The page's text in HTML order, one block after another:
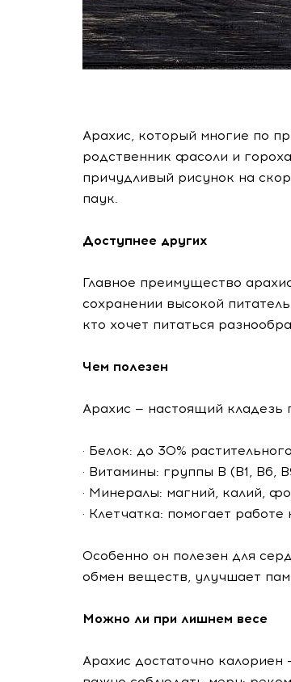
Арахис, который многие по
родственник фасоли и
причудливый рисунок на
паук.
Доступнее других
Главное преимущество
сохранении высокой
кто хочет питаться
Чем полезен
Арахис — настоящий кладезь
· Белок: до 30%
· Витамины: группы В (В1, В6,
· Минералы: магний, калий,
· Клетчатка: помогает
Особенно он полезен для
обмен веществ, улучшает
Можно ли при лишнем весе
Арахис достаточно